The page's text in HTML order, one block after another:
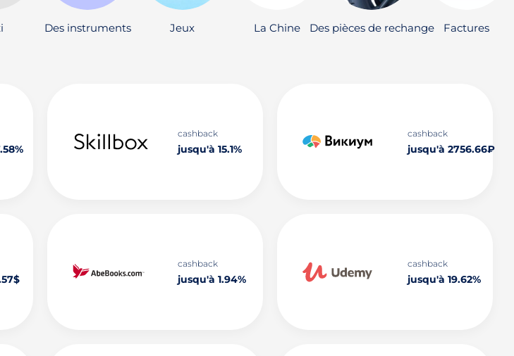
Des instruments Jeux La Chine Des pièces de rechange Factures
cashback
jusqu'à 15.1%
cashback
jusqu'à 2756.66₽
cashback
jusqu'à 1.94%
cashback
jusqu'à 19.62%